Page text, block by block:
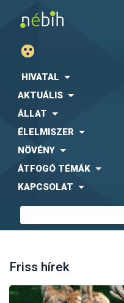
HIVATAL
AKTUÁLIS
ÁLLAT
ÉLELMISZER
NÖVÉNY
ÁTFOGÓ TÉMÁK
KAPCSOLAT
Friss hírek